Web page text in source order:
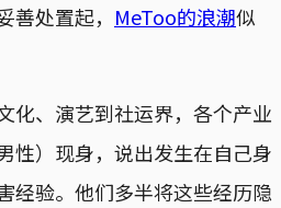
处置起， MeToo的浪潮似
化、演艺到社运界，各个产业
性）现身，说出发生在自己身
经验。他们多半将这些经历隐